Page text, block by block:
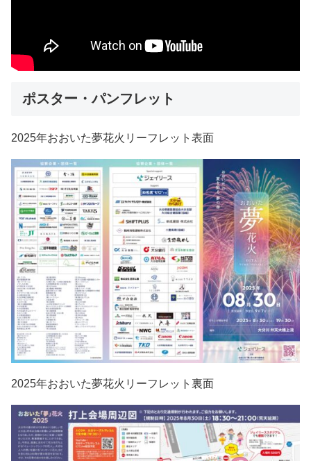
ポスター・パンフレット
2025年おおいた夢花火リーフレット表面
2025年おおいた夢花火リーフレット裏面